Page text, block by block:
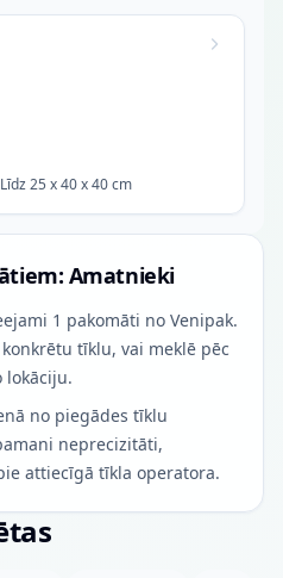
Līdz 25 x 40 x 40 cm
Amatnieki
1 pakomāti no Venipak.
tīklu, vai meklē pēc
lokāciju.
no piegādes tīklu
neprecizitāti,
attiecīgā tīkla operatora.